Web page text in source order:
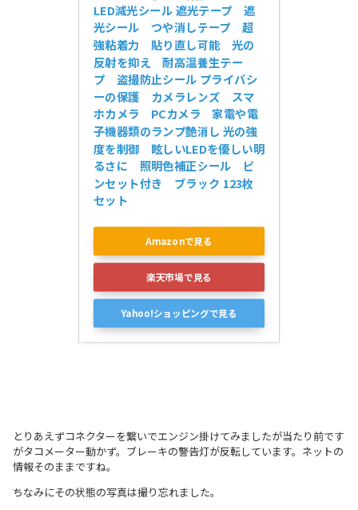
LED減光シール 遮光テープ　遮
光シール　つや消しテープ　超
強粘着力　貼り直し可能　光の
反射を抑え　耐高温養生テー
プ　盗撮防止シール プライバシ
ーの保護　カメラレンズ　スマ
ホカメラ　PCカメラ　家電や電
子機器類のランプ艶消し 光の強
度を制御　眩しいLEDを優しい明
るさに　照明色補正シール　ピ
ンセット付き　ブラック 123枚
セット
Amazonで見る
楽天市場で見る
Yahoo!ショッピングで見る
とりあえずコネクターを繋いでエンジン掛けてみましたが当たり前です
がタコメーター動かず。ブレーキの警告灯が反転しています。ネットの
情報そのままですね。
ちなみにその状態の写真は撮り忘れました。